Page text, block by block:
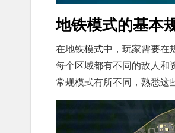
地铁模式的基本
在地铁模式中，玩家需要在
每个区域都有不同的敌人和
常规模式有所不同，熟悉这